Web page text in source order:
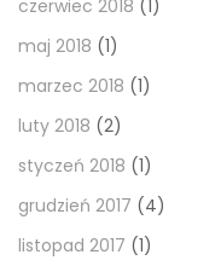
czerwiec 2018 (1)
maj 2018 (1)
marzec 2018 (1)
luty 2018 (2)
styczeń 2018 (1)
grudzień 2017 (4)
listopad 2017 (1)